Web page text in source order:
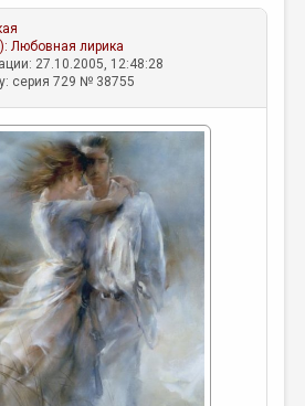
Любовная лирика
27.10.2005, 12:48:28
серия 729 № 38755